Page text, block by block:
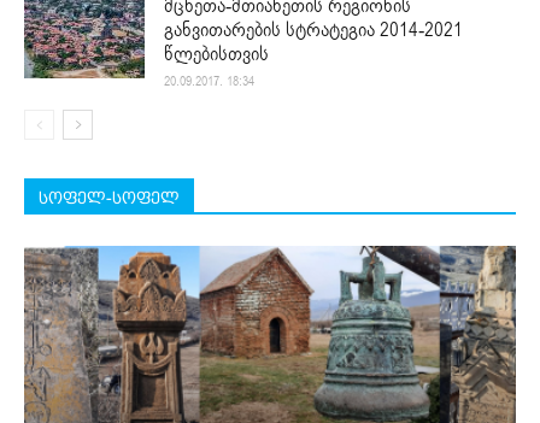
მცხეთა-მთიანეთის რეგიონის
განვითარების სტრატეგია 2014-2021
წლებისთვის
20.09.2017. 18:34
სოფელ-სოფელ